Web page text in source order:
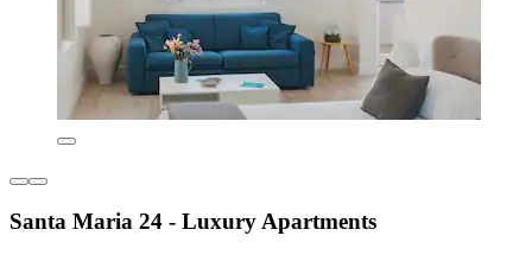
Santa Maria 24 - Luxury Apartments